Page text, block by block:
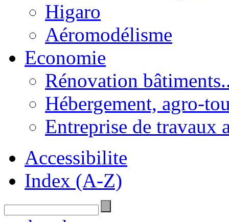
Higaro
Aéromodélisme
Economie
Rénovation
Hébergement, agro-
Entreprise de travaux
Accessibilite
Index (A-Z)